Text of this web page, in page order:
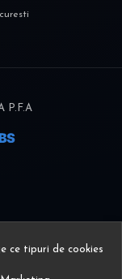
P.F.A
ce tipuri de cookies